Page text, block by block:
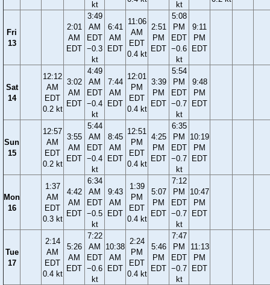
kt kt
Fri
13
2:01
AM
EDT
3:49
AM
EDT
−0.3
kt
6:41
AM
EDT
11:06
AM
EDT
0.4 kt
2:51
PM
EDT
5:08
PM
EDT
−0.6
kt
9:11
PM
EDT
Sat
14
12:12
AM
EDT
0.2 kt
3:02
AM
EDT
4:49
AM
EDT
−0.4
kt
7:44
AM
EDT
12:01
PM
EDT
0.4 kt
3:39
PM
EDT
5:54
PM
EDT
−0.7
kt
9:48
PM
EDT
Sun
15
12:57
AM
EDT
0.2 kt
3:55
AM
EDT
5:44
AM
EDT
−0.4
kt
8:45
AM
EDT
12:51
PM
EDT
0.4 kt
4:25
PM
EDT
6:35
PM
EDT
−0.7
kt
10:19
PM
EDT
Mon
16
1:37
AM
EDT
0.3 kt
4:42
AM
EDT
6:34
AM
EDT
−0.5
kt
9:43
AM
EDT
1:39
PM
EDT
0.4 kt
5:07
PM
EDT
7:12
PM
EDT
−0.7
kt
10:47
PM
EDT
Tue
17
2:14
AM
EDT
0.4 kt
5:26
AM
EDT
7:22
AM
EDT
−0.6
kt
10:38
AM
EDT
2:24
PM
EDT
0.4 kt
5:46
PM
EDT
7:47
PM
EDT
−0.7
kt
11:13
PM
EDT